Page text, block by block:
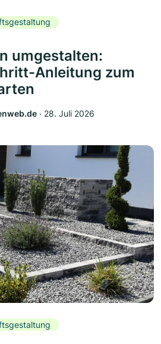
umgestalten:
Anleitung zum
‧ 28. Juli 2026